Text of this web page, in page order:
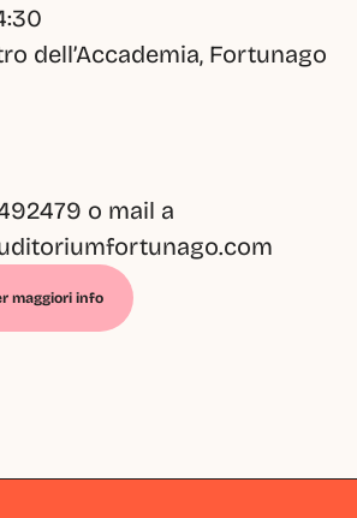
dell’Accademia, Fortunago
o mail a
maggiori info